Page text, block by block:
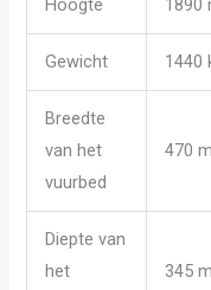
Hoogte 1890
Gewicht 1440
Breedte
van het
vuurbed
470
Diepte van
het
345